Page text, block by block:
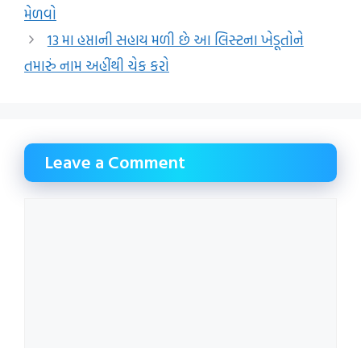
મેળવો
13 મા હપ્તાની સહાય મળી છે આ લિસ્ટના ખેડૂતોને
તમારું નામ અહીંથી ચેક કરો
Leave a Comment